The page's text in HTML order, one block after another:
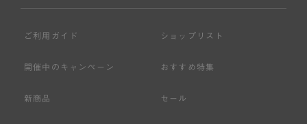
ページへの入力、または弊社が別途指定する方法に従って
ご利用ガイド ショップリスト
開催中のキャンペーン おすすめ特集
新商品 セール